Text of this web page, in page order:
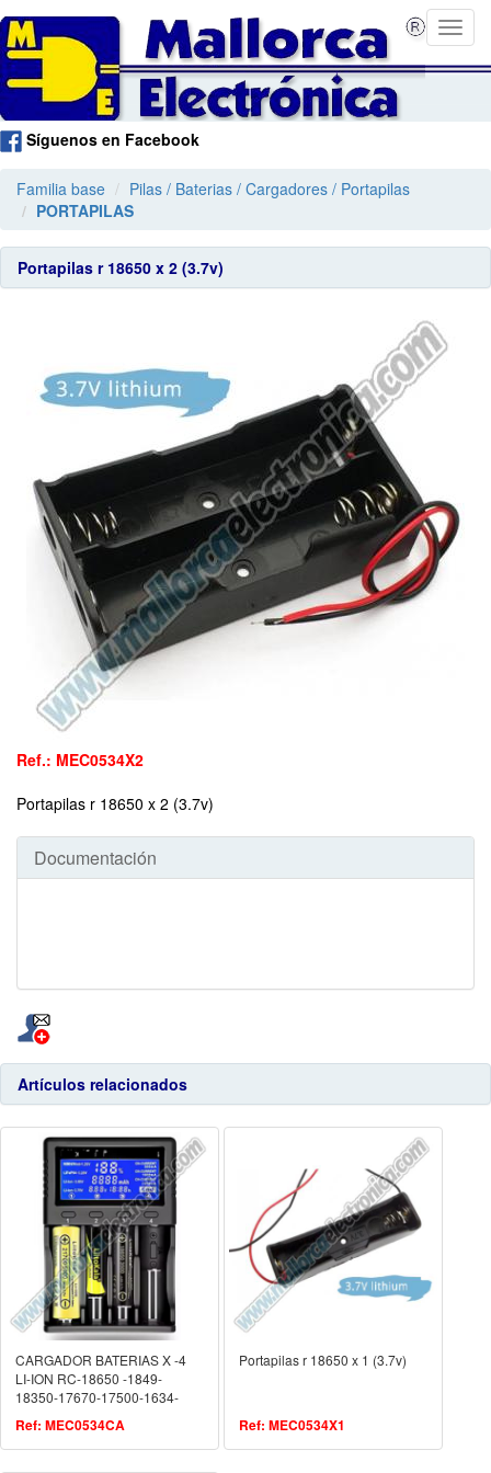
Síguenos en Facebook
Familia base
Pilas / Baterias / Cargadores / Portapilas
PORTAPILAS
Portapilas r 18650 x 2 (3.7v)
Ref.: MEC0534X2
Portapilas r 18650 x 2 (3.7v)
Documentación
Artículos relacionados
CARGADOR BATERIAS X -4
LI-ION RC-18650 -1849-
18350-17670-17500-1634-
26650
Ref: MEC0534CA
Portapilas r 18650 x 1 (3.7v)
Ref: MEC0534X1